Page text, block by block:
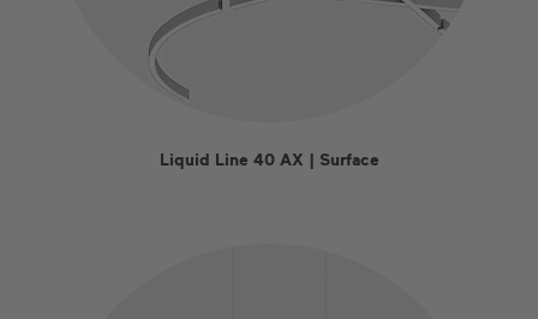
Liquid Line 40 AX | Surface